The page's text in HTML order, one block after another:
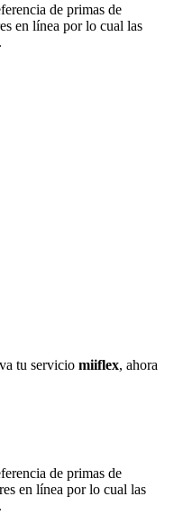
de primas de
en línea por lo cual las
tu servicio miiflex, ahora
de primas de
en línea por lo cual las